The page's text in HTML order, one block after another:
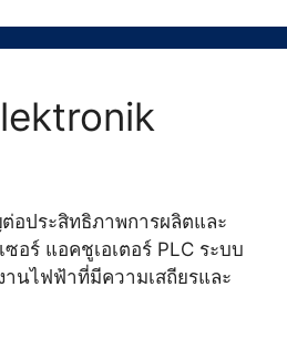
อประสิทธิภาพการผลิตและ
อร์ แอคชูเอเตอร์ PLC ระบบ
นไฟฟ้าที่มีความเสถียรและ